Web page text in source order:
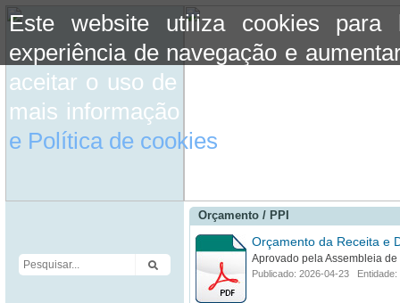
Este website utiliza cookies para
experiência de navegação e
aceitar o uso de cookies basta
mais informação consulte a
e Política de cookies
Orçamento / PPI
Orçamento da Receita e
Aprovado pela Assembleia
Publicado: 2026-04-23